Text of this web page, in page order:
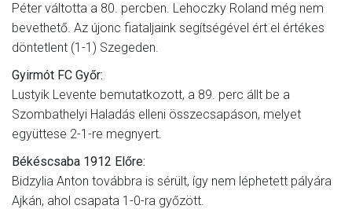
Péter váltotta a 80. percben. Lehoczky Roland még nem
bevethető. Az újonc fiataljaink segítségével ért el értékes
döntetlent (1-1) Szegeden.
Gyirmót FC Győr:
Lustyik Levente bemutatkozott, a 89. perc állt be a
Szombathelyi Haladás elleni összecsapáson, melyet
együttese 2-1-re megnyert.
Békéscsaba 1912 Előre:
Bidzylia Anton továbbra is sérült, így nem léphetett pályára
Ajkán, ahol csapata 1-0-ra győzött.